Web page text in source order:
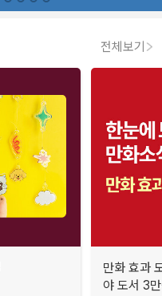
전체보기
만화 효과
야 도서 3